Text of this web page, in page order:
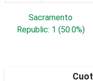
Sacramento
Republic: 1 (50.0%)